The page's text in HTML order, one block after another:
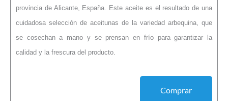
provincia de Alicante, España. Este aceite es el resultado de una
cuidadosa selección de aceitunas de la variedad arbequina, que
se cosechan a mano y se prensan en frío para garantizar la
calidad y la frescura del producto.
Comprar